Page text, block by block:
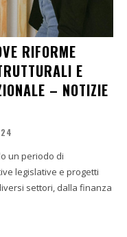
RIFORME
E
– NOTIZIE
un periodo di
legislative e progetti
settori, dalla finanza